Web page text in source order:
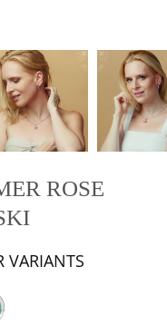
ROSE
VARIANTS